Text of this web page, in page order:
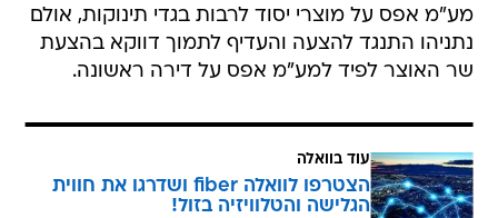
מע"מ אפס על מוצרי יסוד לרבות בגדי תינוקות, אולם
נתניהו התנגד להצעה והעדיף לתמוך דווקא בהצעת
שר האוצר לפיד למע"מ אפס על דירה ראשונה.
עוד בוואלה
הצטרפו לוואלה fiber ושדרגו את חווית
הגלישה והטלוויזיה בזול!